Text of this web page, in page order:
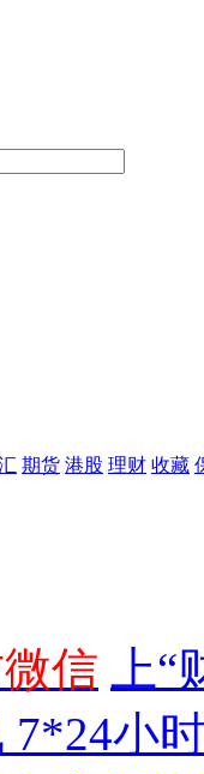
期货 港股 理财 收藏
信
上
7*24小